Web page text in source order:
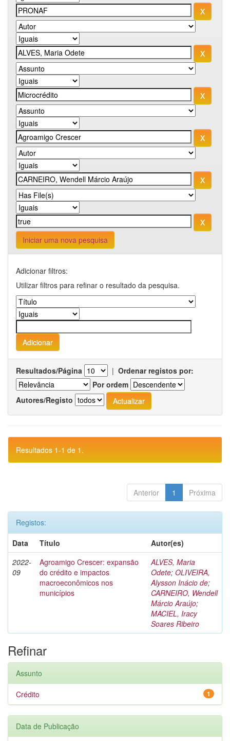
Iniciar uma nova pesquisa
Adicionar filtros:
Utilizar filtros para refinar o resultado da pesquisa.
Resultados/Página | Ordenar registos por:
Por ordem
Autores/Registo
Resultados 1-1 de 1.
Anterior 1 Próxima
Registos:
Data
Título
Autor(es)
2022-
09
Agroamigo Crescer: expansão
do crédito e impactos
macroeconômicos nos
municípios
ALVES, Maria
Odete; OLIVEIRA,
Alysson Inácio de;
CARNEIRO, Wendell
Márcio Araújo;
MACIEL, Iracy
Soares Ribeiro
Refinar
Assunto
1
Crédito
Data de Publicação